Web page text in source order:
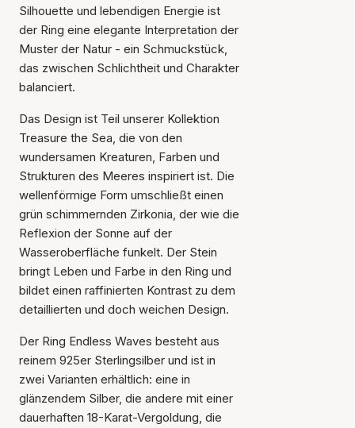
Silhouette und lebendigen Energie ist
der Ring eine elegante Interpretation der
Muster der Natur - ein Schmuckstück,
das zwischen Schlichtheit und Charakter
balanciert.
Das Design ist Teil unserer Kollektion
Treasure the Sea, die von den
wundersamen Kreaturen, Farben und
Strukturen des Meeres inspiriert ist. Die
wellenförmige Form umschließt einen
grün schimmernden Zirkonia, der wie die
Reflexion der Sonne auf der
Wasseroberfläche funkelt. Der Stein
bringt Leben und Farbe in den Ring und
bildet einen raffinierten Kontrast zu dem
detaillierten und doch weichen Design.
Der Ring Endless Waves besteht aus
reinem 925er Sterlingsilber und ist in
zwei Varianten erhältlich: eine in
glänzendem Silber, die andere mit einer
dauerhaften 18-Karat-Vergoldung, die